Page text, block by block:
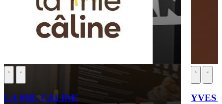
LA MIE CALINE YVES